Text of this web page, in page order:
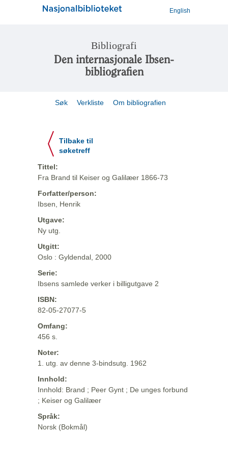
English
Bibliografi
Den internasjonale Ibsen-
bibliografien
Søk Verkliste Om bibliografien
Tilbake til
søketreff
Tittel:
Fra Brand til Keiser og Galilæer 1866-73
Forfatter/person:
Ibsen, Henrik
Utgave:
Ny utg.
Utgitt:
Oslo : Gyldendal, 2000
Serie:
Ibsens samlede verker i billigutgave 2
ISBN:
82-05-27077-5
Omfang:
456 s.
Noter:
1. utg. av denne 3-bindsutg. 1962
Innhold:
Innhold: Brand ; Peer Gynt ; De unges forbund
; Keiser og Galilæer
Språk:
Norsk (Bokmål)